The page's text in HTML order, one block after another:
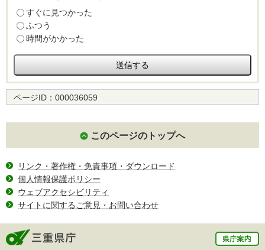
すぐに見つかった
ふつう
時間がかかった
ページID： 000036059
このページのトップへ
リンク・著作権・免責事項・ダウンロード
個人情報保護ポリシー
ウェブアクセシビリティ
サイトに関するご意見・お問い合わせ